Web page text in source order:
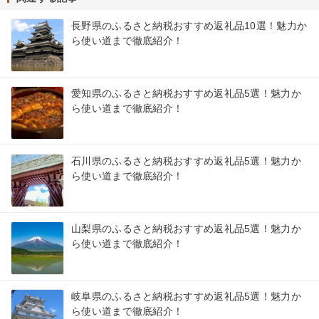
長野県のふるさと納税おすすめ返礼品10選！魅力か
ら使い道まで徹底紹介！
愛知県のふるさと納税おすすめ返礼品5選！魅力か
ら使い道まで徹底紹介！
石川県のふるさと納税おすすめ返礼品5選！魅力か
ら使い道まで徹底紹介！
山梨県のふるさと納税おすすめ返礼品5選！魅力か
ら使い道まで徹底紹介！
岐阜県のふるさと納税おすすめ返礼品5選！魅力か
ら使い道まで徹底紹介！